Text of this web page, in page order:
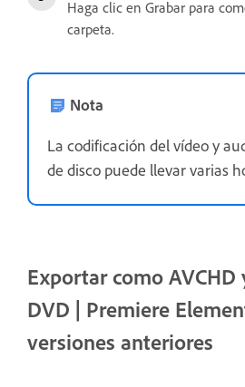
Haga clic en Grabar para
carpeta.
Nota
La codificación del vídeo y
de disco puede llevar varias
Exportar como AVCHD
DVD | Premiere
versiones anteriores